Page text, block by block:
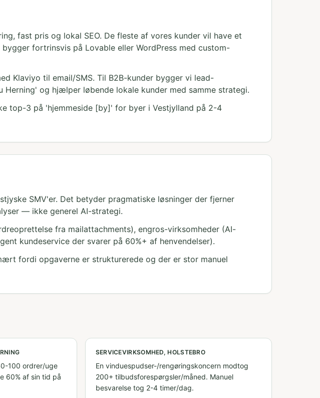
fast pris og lokal SEO. De fleste af vores kunder vil have et
fortrinsvis på Lovable eller WordPress med custom-
Klaviyo til email/SMS. Til B2B-kunder bygger vi lead-
og hjælper løbende lokale kunder med samme strategi.
top-3 på 'hjemmeside [by]' for byer i Vestjylland på 2-4
SMV'er. Det betyder pragmatiske løsninger der fjerner
— ikke generel AI-strategi.
fra mailattachments), engros-virksomheder (AI-
kundeservice der svarer på 60%+ af henvendelser).
fordi opgaverne er strukturerede og der er stor manuel
100 ordrer/uge
60% af sin tid på
SERVICEVIRKSOMHED, HOLSTEBRO
En vinduespudser-/rengøringskoncern modtog
200+ tilbudsforespørgsler/måned. Manuel
besvarelse tog 2-4 timer/dag.